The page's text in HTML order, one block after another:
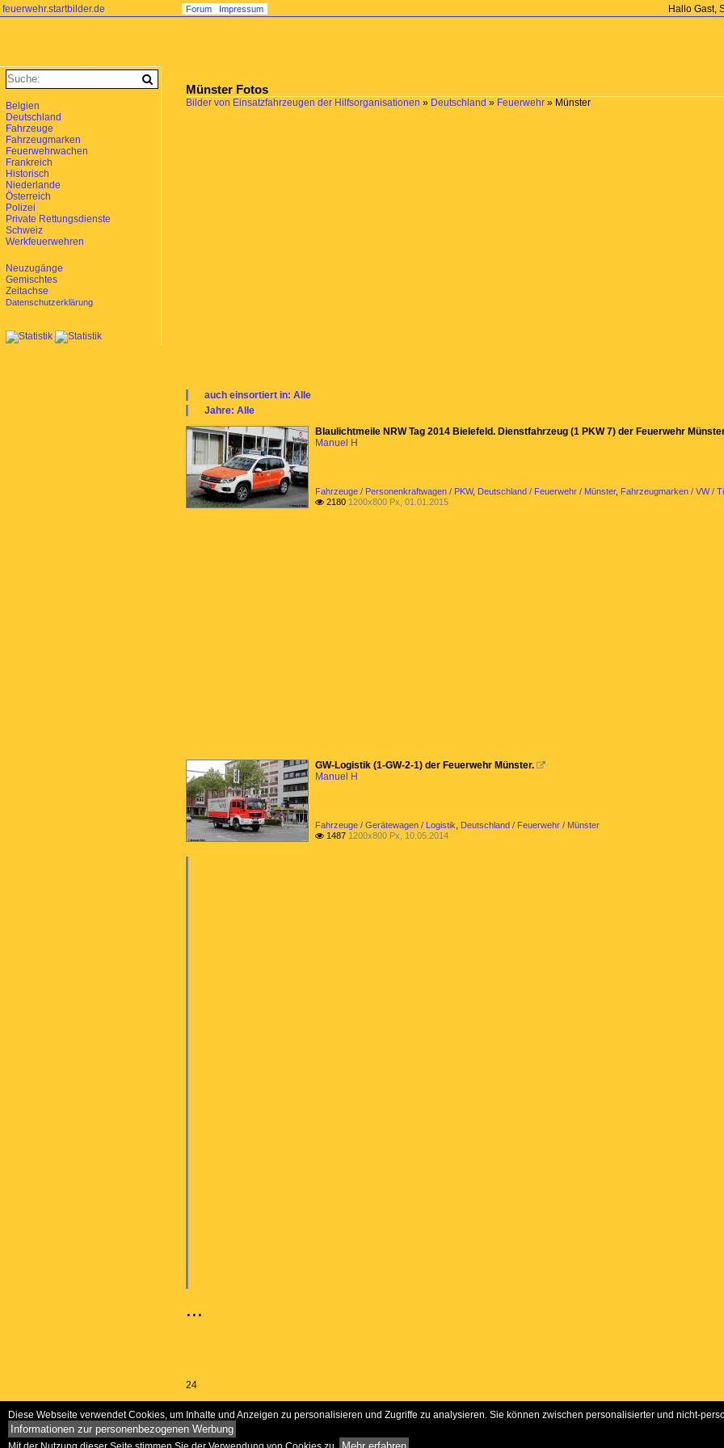
feuerwehr.startbilder.de Hallo Gast,
Forum Impressum
Münster Fotos
Bilder von Einsatzfahrzeugen der Hilfsorganisationen » Deutschland » Feuerwehr » Münster
auch einsortiert in: Alle
Fahrzeuge
Fahrzeugmarken
Jahre: Alle
Alle Jahre
2010
Blaulichtmeile NRW Tag 2014 Bielefeld. Dienstfahrzeug (1 PKW 7) der Feuerwehr
Manuel H
Fahrzeuge / Personenkraftwagen / PKW, Deutschland / Feuerwehr / Münster, Fahrzeugmarken / VW /
 2180 1200x800 Px, 01.01.2015
GW-Logistik (1-GW-2-1) der Feuerwehr Münster. 
Manuel H
Fahrzeuge / Gerätewagen / Logistik Deutschland / Feuerwehr / Münster
 1487 1200x800 Px, 10.05.2014
...
24
Belgien
Deutschland
Fahrzeuge
Fahrzeugmarken
Feuerwehrwachen
Frankreich
Historisch
Niederlande
Österreich
Polizei
Private Rettungsdienste
Schweiz
Werkfeuerwehren
Neuzugänge
Gemischtes
Zeitachse
Datenschutzerklärung
Diese Webseite verwendet Cookies, um Inhalte und Anzeigen zu personalisieren und Zugriffe zu analysieren. Sie können zwischen personalisierter und nicht-
Informationen zur personenbezogenen Werbung